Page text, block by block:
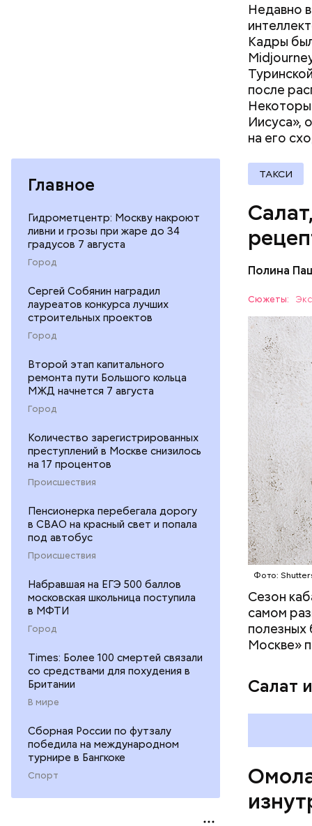
Главное
Гидрометцентр: Москву накроют
ливни и грозы при жаре до 34
градусов 7 августа
Город
Сергей Собянин наградил
лауреатов конкурса лучших
строительных проектов
Город
Второй этап капитального
ремонта пути Большого кольца
МЖД начнется 7 августа
Город
Количество зарегистрированных
преступлений в Москве снизилось
на 17 процентов
Происшествия
Пенсионерка перебегала дорогу
в СВАО на красный свет и попала
под автобус
Происшествия
Набравшая на ЕГЭ 500 баллов
московская школьница поступила
в МФТИ
Город
Times: Более 100 смертей связали
со средствами для похудения в
Британии
В мире
Сборная России по футзалу
победила на международном
турнире в Бангкоке
Спорт
Недавно
Кадры
после
Иисуса»,
на его
ТАКСИ
Полина
Сюжеты:
Фото:
Сезон
самом
полезных
Москве»
Салат
ЕДА
кожи;
плода.
ряда
лютеин
наше
калий
— В
Вред